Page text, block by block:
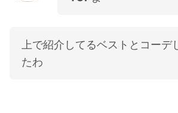
上で紹介してるベストとコーデ
たわ